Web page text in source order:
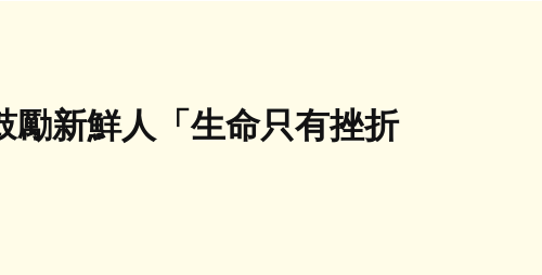
勵新鮮人「生命只有挫折